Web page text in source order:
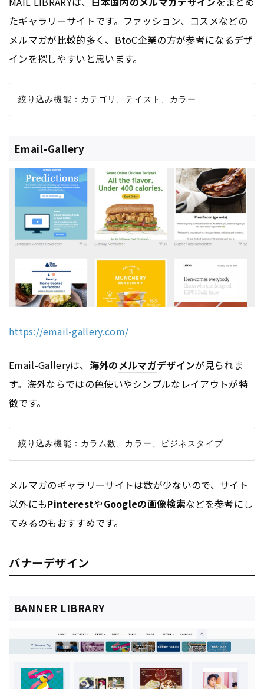
たギャラリーサイトです。ファッション、コスメなどの
メルマガが比較的多く、 BtoC企業の方が参考になるデザ
インを探しやすいと思います。
Email-Gallery
https://email-gallery.com/
Email-Galleryは、 海外のメルマガデザインが見られま
す。海外ならではの色使いやシンプルな レイアウトが特
徴です。
絞り込み機能：カラム数、カラー、ビジネスタイプ
メルマガのギャラリーサイトは数が少ないので、サイト
以外にもPinterestやGoogleの画像検索などを参考にし
てみるのもおすすめです。
バナーデザイン
BANNER LIBRARY